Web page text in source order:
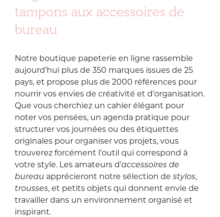
vidé le sac de
Enfin… sa version
mieux fournie.
À l’intérieur ? Des
trésors
snoopyesques,
des petits délires
UFO, des marque-
pages façon glace
à l’italienne,
d’autres fruits
d’été, des
cassettes audio
revisitées et une
foule de petites
nouveautés
glanées ici et là.
d’inspiration et
d’émotion.
qui semblent tout
juste sorties de la
malle où elles
reposaient, à
peine froissées, à
peine ridées, tout
en imaginant
l’audace qu’elles
représentaient à
leur époque. Se
rappeler que
cette reine au
destin tragique
était aussi une
immense figure
de style,
impertinente,
sentent bon dans
juin !
la paupière ;
Le vent chargé de
bruits, − la ville
n’est pas loin -,!
A des parfums de
vigne et des
parfums de bière…
Cette photo
m’émeut plus que
toutes les autres
car elle est le
reflet de ton
adolescence. Mon
Ange, profite de
tes (presque) 17
ans, de ton amour
tampons aux accessoires de
bureau
Notre boutique papeterie en ligne rassemble
aujourd’hui plus de 350 marques issues de 25
pays, et propose plus de 2000 références pour
nourrir vos envies de créativité et d’organisation.
Que vous cherchiez un cahier élégant pour
noter vos pensées, un agenda pratique pour
structurer vos journées ou des étiquettes
originales pour organiser vos projets, vous
trouverez forcément l’outil qui correspond à
votre style. Les amateurs d’accessoires de
bureau apprécieront notre sélection de stylos,
trousses, et petits objets qui donnent envie de
travailler dans un environnement organisé et
inspirant.